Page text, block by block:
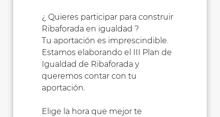
¿ Quieres participar para construir
Ribaforada en igualdad ?
Tu aportación es imprescindible.
Estamos elaborando el III Plan de
Igualdad de Ribaforada y
queremos contar con tu
aportación.
Elige la hora que mejor te